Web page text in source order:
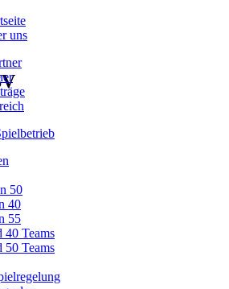
50
40
55
40 Teams
50 Teams